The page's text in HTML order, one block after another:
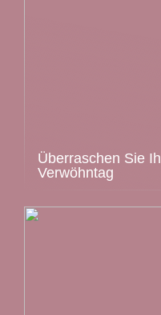
Überraschen Sie
Verwöhntag